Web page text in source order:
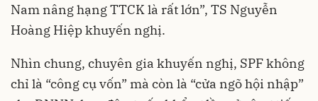
Nam nâng hạng TTCK là rất lớn”, TS Nguyễn
Hoàng Hiệp khuyến nghị.
Nhìn chung, chuyên gia khuyến nghị, SPF không
chỉ là “công cụ vốn” mà còn là “cửa ngõ hội nhập”